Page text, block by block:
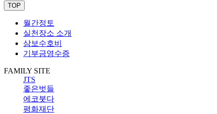
TOP
월간정토
실천장소 소개
삼보수호비
기부금영수증
FAMILY SITE
JTS
좋은벗들
에코붓다
평화재단